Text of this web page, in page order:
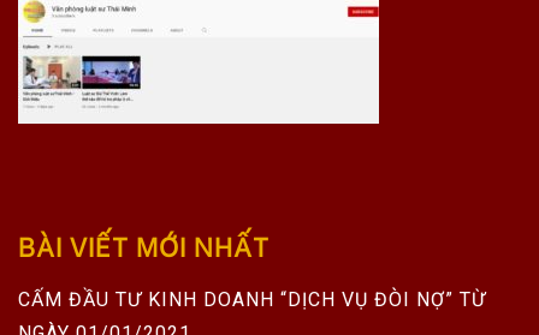
BÀI VIẾT MỚI NHẤT
CẤM ĐẦU TƯ KINH DOANH “DỊCH VỤ ĐÒI NỢ” TỪ